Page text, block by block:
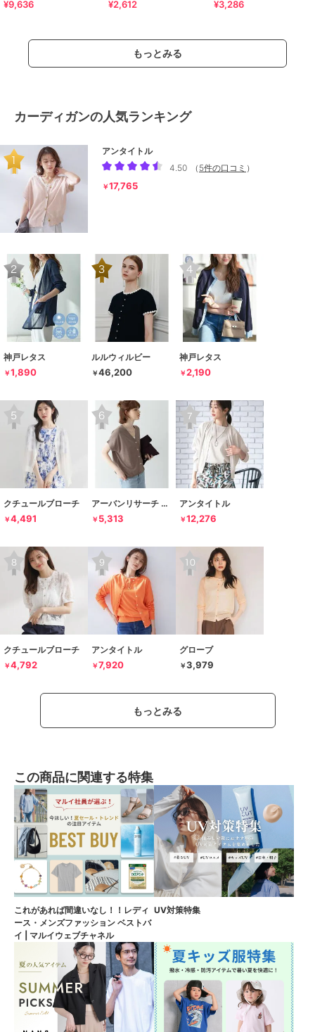
¥9,636 ¥2,612 洗濯機OK》
¥3,286
もっとみる
カーディガンの人気ランキング
アンタイトル
4.50
（ 5件の口コミ ）
￥17,765
神戸レタス
￥1,890
ルルウィルビー
￥46,200
神戸レタス
￥2,190
クチュールブローチ
￥4,491
アーバンリサーチ サニーレーベル
￥ 5,313
アンタイトル
￥12,276
クチュールブローチ
￥4,792
アンタイトル
￥7,920
グローブ
￥3,979
もっとみる
この商品に関連する特集
これがあれば間違いなし！！レディ
ース・メンズファッション ベストバ
イ | マルイウェブチャネル
UV対策特集